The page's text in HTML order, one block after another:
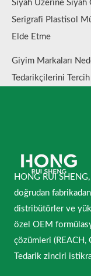
Siyah Üzerine Siyah
Serigrafi Plastisol
Elde Etme
Giyim Markaları
Tedarikçilerini
HONG RUI
doğrudan
distribütörler ve
özel OEM
çözümleri (REACH,
Tedarik zinciri